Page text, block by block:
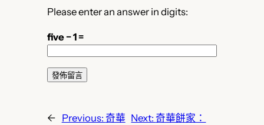
Please enter an answer in digits:
five − 1 =
← Previous: 奇華 Next:奇華餅家：